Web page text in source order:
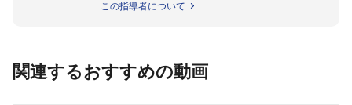
動作解析システムを用いて、小学生からプロ野球選手
この指導者について
関連するおすすめの動画